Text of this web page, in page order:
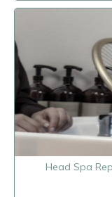
Head Spa